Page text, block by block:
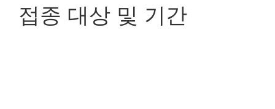
접종 대상 및 기간